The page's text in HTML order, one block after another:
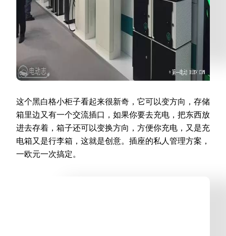
这个黑白格小柜子看起来很新奇，它可以变方向，存储
箱里边又有一个交流插口，如果你要去充电，把东西放
进去存着，箱子还可以变换方向，方便你充电，又是充
电箱又是行李箱，这就是创意。插座的私人管理方案，
一欧元一次搞定。